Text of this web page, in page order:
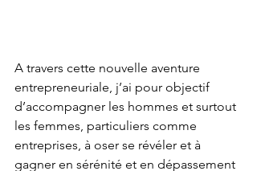
A travers cette nouvelle aventure
entrepreneuriale, j’ai pour objectif
d’accompagner les hommes et surtout
les femmes, particuliers comme
entreprises, à oser se révéler et à
gagner en sérénité et en dépassement